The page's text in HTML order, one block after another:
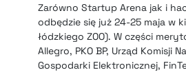
Zarówno Startup Arena jak i
odbędzie się już 24-25 maja w
łódzkiego ZOO). W części
Allegro, PKO BP, Urząd Komisji
Gospodarki Elektronicznej,